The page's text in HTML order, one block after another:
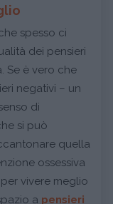
spesso ci
dei pensieri
Se è vero che
negativi – un
di
si può
quella
ossessiva
vivere meglio
a pensieri